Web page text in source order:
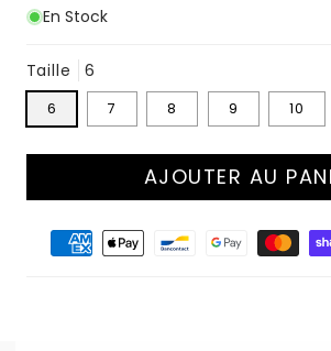
En Stock
Taille 6
6 7 8 9 10
AJOUTER AU
Moyens